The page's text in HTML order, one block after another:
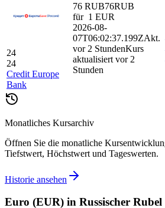
24
24
Credit Europe
Bank
76 RUB76RUB
für 1 EUR
2026-08-
07T06:02:37.199ZAkt.
vor 2 StundenKurs
aktualisiert vor 2
Stunden
Monatliches Kursarchiv
Öffnen Sie die monatliche
Tiefstwert, Höchstwert und Tageswerten.
Historie ansehen
Euro (EUR) in Russischer